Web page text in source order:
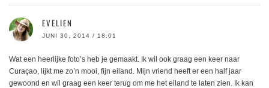
EVELIEN
JUNI 30, 2014 / 18:01
Wat een heerlijke foto’s heb je gemaakt. Ik wil ook graag een keer naar
Curaçao, lijkt me zo’n mooi, fijn eiland. Mijn vriend heeft er een half jaar
gewoond en wil graag een keer terug om me het eiland te laten zien. Ik kan